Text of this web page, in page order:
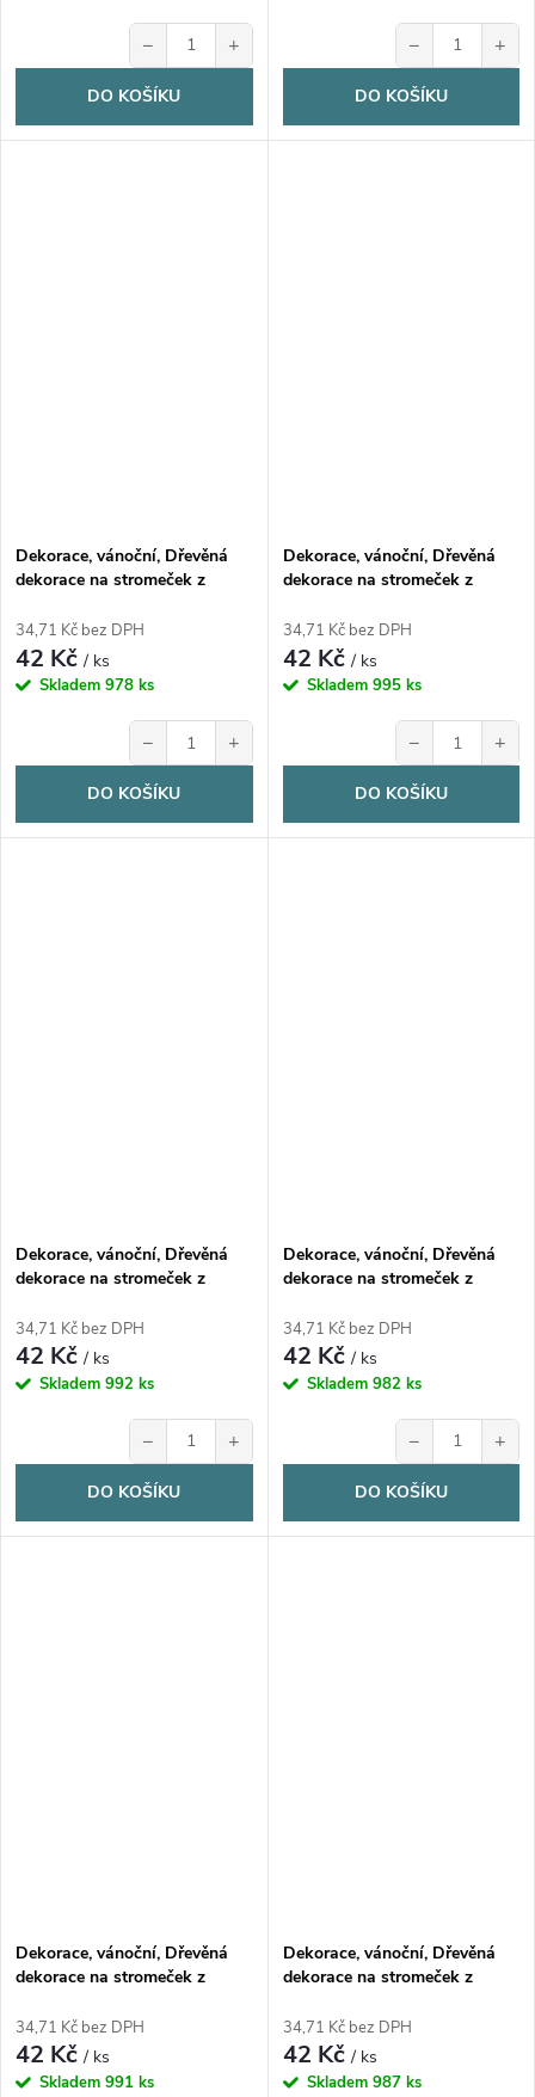
− +
DO KOŠÍKU
− +
DO KOŠÍKU
Dekorace, vánoční, Dřevěná
dekorace na stromeček z
1ks
34,71 Kč bez DPH
42 Kč/ ks
Skladem 978 ks
− +
DO KOŠÍKU
Dekorace, vánoční, Dřevěná
dekorace na stromeček z
1ks
34,71 Kč bez DPH
42 Kč/ ks
Skladem 995 ks
− +
DO KOŠÍKU
Dekorace, vánoční, Dřevěná
dekorace na stromeček z
1ks
34,71 Kč bez DPH
42 Kč/ ks
Skladem 992 ks
− +
DO KOŠÍKU
Dekorace, vánoční, Dřevěná
dekorace na stromeček z
1ks
34,71 Kč bez DPH
42 Kč/ ks
Skladem 982 ks
− +
DO KOŠÍKU
Dekorace, vánoční, Dřevěná
dekorace na stromeček z
1ks
34,71 Kč bez DPH
42 Kč/ ks
Skladem 991 ks
Dekorace, vánoční, Dřevěná
dekorace na stromeček z
1ks
34,71 Kč bez DPH
42 Kč/ ks
Skladem 987 ks